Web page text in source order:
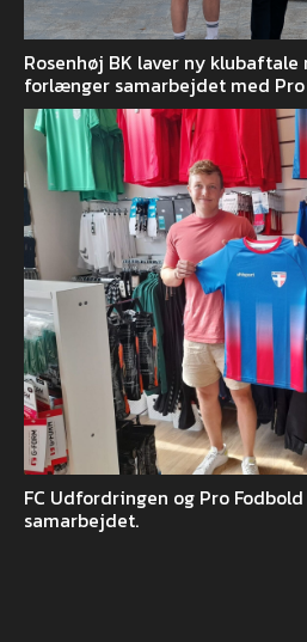
Rosenhøj BK laver ny klubaftale
forlænger samarbejdet med Pro
FC Udfordringen og Pro
samarbejdet.